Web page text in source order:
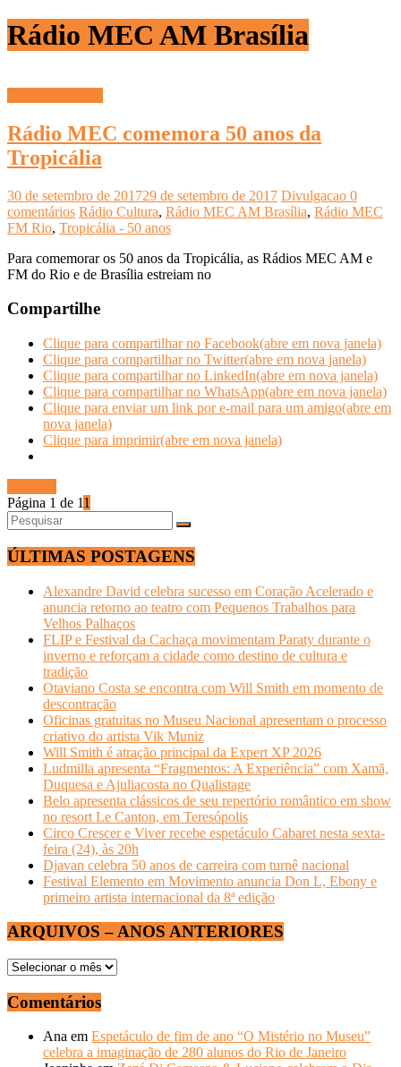
Rádio MEC AM Brasília
Rádio MEC comemora 50 anos da
Tropicália
30 de setembro de 201729 de setembro de 2017 Divulgacao 0
comentários Rádio Cultura, Rádio MEC AM Brasília, Rádio MEC
FM Rio, Tropicália - 50 anos
Para comemorar os 50 anos da Tropicália, as Rádios MEC AM e
FM do Rio e de Brasília estreiam no
Compartilhe
Clique para compartilhar no Facebook(abre em nova janela)
Clique para compartilhar no Twitter(abre em nova janela)
Clique para compartilhar no LinkedIn(abre em nova janela)
Clique para compartilhar no WhatsApp(abre em nova janela)
Clique para enviar um link por e-mail para um amigo(abre em
nova janela)
Clique para imprimir(abre em nova janela)
Página 1 de 11
ÚLTIMAS POSTAGENS
Alexandre David celebra sucesso em Coração Acelerado e
anuncia retorno ao teatro com Pequenos Trabalhos para
Velhos Palhaços
FLIP e Festival da Cachaça movimentam Paraty durante o
inverno e reforçam a cidade como destino de cultura e
tradição
Otaviano Costa se encontra com Will Smith em momento de
descontração
Oficinas gratuitas no Museu Nacional apresentam o processo
criativo do artista Vik Muniz
Will Smith é atração principal da Expert XP 2026
Ludmilla apresenta “Fragmentos: A Experiência” com Xamã,
Duquesa e Ajuliacosta no Qualistage
Belo apresenta clássicos de seu repertório romântico em show
no resort Le Canton, em Teresópolis
Circo Crescer e Viver recebe espetáculo Cabaret nesta sexta-
feira (24), às 20h
Djavan celebra 50 anos de carreira com turnê nacional
Festival Elemento em Movimento anuncia Don L, Ebony e
primeiro artista internacional da 8ª edição
ARQUIVOS – ANOS ANTERIORES
ARQUIVOS
ANOS
ANTERIORES
Comentários
Ana em Espetáculo de fim de ano “O Mistério no Museu”
celebra a imaginação de 280 alunos do Rio de Janeiro